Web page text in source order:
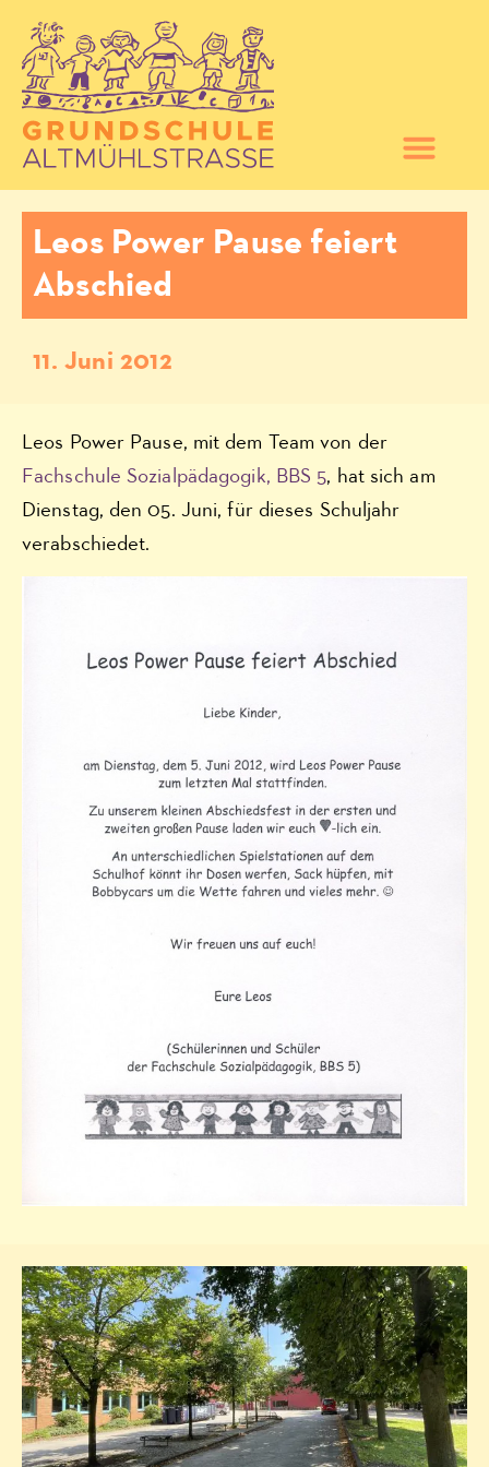
Leos Power Pause feiert
Abschied
11. Juni 2012
Leos Power Pause, mit dem Team von der
Fachschule Sozialpädagogik, BBS 5, hat sich am
Dienstag, den 05. Juni, für dieses Schuljahr
verabschiedet.